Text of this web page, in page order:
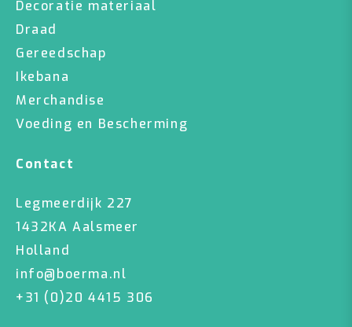
Decoratie materiaal
Draad
Gereedschap
Ikebana
Merchandise
Voeding en Bescherming
Contact
Legmeerdijk 227
1432KA Aalsmeer
Holland
info@boerma.nl
+31 (0)20 4415 306